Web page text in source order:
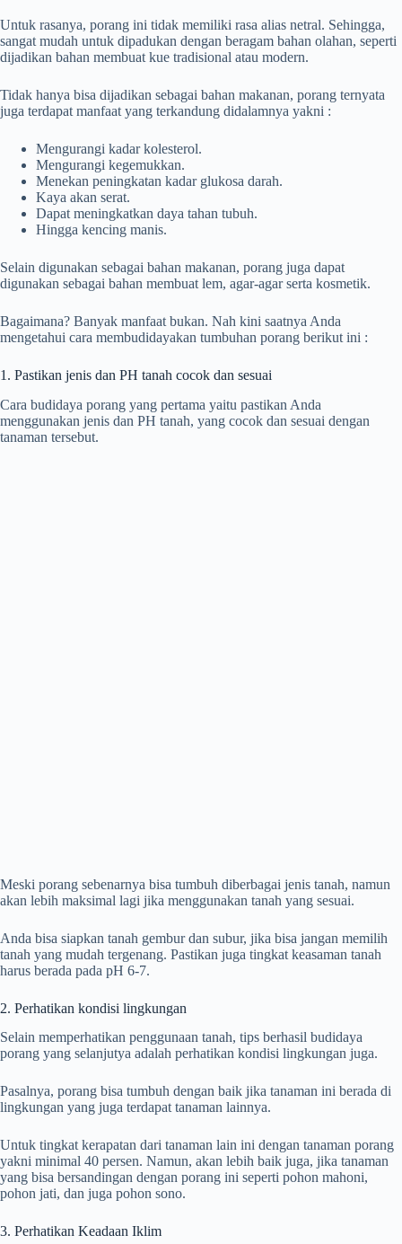
Untuk rasanya, porang ini tidak memiliki rasa alias netral. Sehingga,
sangat mudah untuk dipadukan dengan beragam bahan olahan, seperti
dijadikan bahan membuat kue tradisional atau modern.
Tidak hanya bisa dijadikan sebagai bahan makanan, porang ternyata
juga terdapat manfaat yang terkandung didalamnya yakni :
Mengurangi kadar kolesterol.
Mengurangi kegemukkan.
Menekan peningkatan kadar glukosa darah.
Kaya akan serat.
Dapat meningkatkan daya tahan tubuh.
Hingga kencing manis.
Selain digunakan sebagai bahan makanan, porang juga dapat
digunakan sebagai bahan membuat lem, agar-agar serta kosmetik.
Bagaimana? Banyak manfaat bukan. Nah kini saatnya Anda
mengetahui cara membudidayakan tumbuhan porang berikut ini :
1. Pastikan jenis dan PH tanah cocok dan sesuai
Cara budidaya porang yang pertama yaitu pastikan Anda
menggunakan jenis dan PH tanah, yang cocok dan sesuai dengan
tanaman tersebut.
Meski porang sebenarnya bisa tumbuh diberbagai jenis tanah, namun
akan lebih maksimal lagi jika menggunakan tanah yang sesuai.
Anda bisa siapkan tanah gembur dan subur, jika bisa jangan memilih
tanah yang mudah tergenang. Pastikan juga tingkat keasaman tanah
harus berada pada pH 6-7.
2. Perhatikan kondisi lingkungan
Selain memperhatikan penggunaan tanah, tips berhasil budidaya
porang yang selanjutya adalah perhatikan kondisi lingkungan juga.
Pasalnya, porang bisa tumbuh dengan baik jika tanaman ini berada di
lingkungan yang juga terdapat tanaman lainnya.
Untuk tingkat kerapatan dari tanaman lain ini dengan tanaman porang
yakni minimal 40 persen. Namun, akan lebih baik juga, jika tanaman
yang bisa bersandingan dengan porang ini seperti pohon mahoni,
pohon jati, dan juga pohon sono.
3. Perhatikan Keadaan Iklim